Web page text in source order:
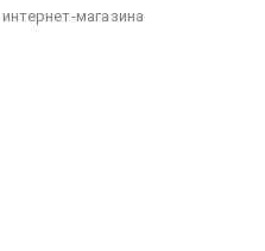
магазина